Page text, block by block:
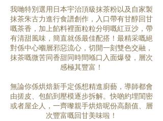
我哋特別選用日本宇治頂級抹茶粉以及自家製
抹茶朱古力進行食譜創作，入口帶有甘醇回甘
嘅茶香，加上餡料裡面粒粒分明嘅紅豆沙，帶
有清甜風味，簡直就係最佳配搭！最精采嘅絕
對係中心嗰層邪惡流心，切開一刻雙色交融，
抹茶嘅微苦同香甜同時間喺口入面爆發，層次
感極其豐富！
無論你係烘焙新手定係想精進廚藝，導師都會
由搓皮、包餡到壓模逐步拆解。快啲約埋閨密
或者屋企人，一齊嚟親手烘焙呢份高顏值、層
次豐富嘅回甘美味啦！